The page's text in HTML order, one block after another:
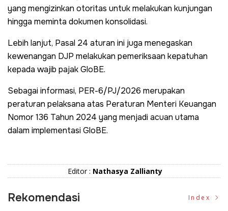
yang mengizinkan otoritas untuk melakukan kunjungan
hingga meminta dokumen konsolidasi.
Lebih lanjut, Pasal 24 aturan ini juga menegaskan
kewenangan DJP melakukan pemeriksaan kepatuhan
kepada wajib pajak GloBE.
Sebagai informasi, PER-6/PJ/2026 merupakan
peraturan pelaksana atas Peraturan Menteri Keuangan
Nomor 136 Tahun 2024 yang menjadi acuan utama
dalam implementasi GloBE.
Editor : Nathasya Zallianty
Rekomendasi Index